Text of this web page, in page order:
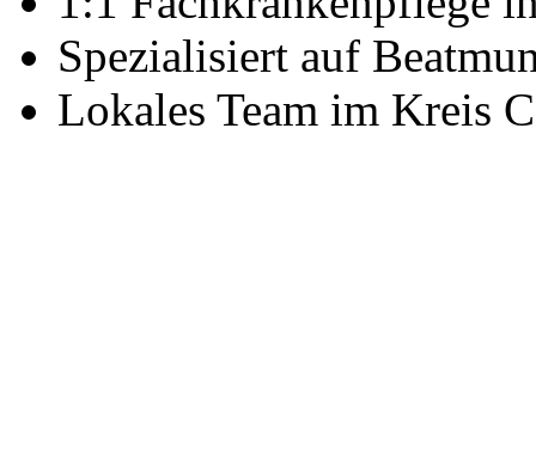
Spezialisiert auf
Lokales Team im Kreis